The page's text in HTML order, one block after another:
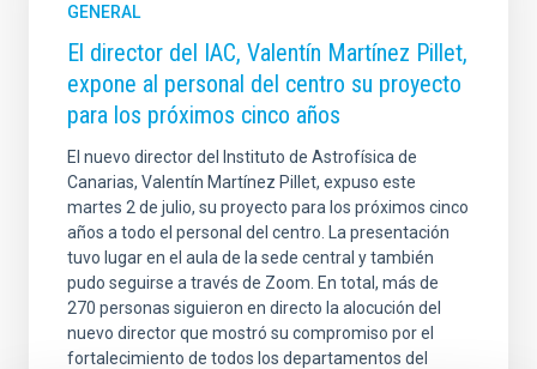
GENERAL
El director del IAC, Valentín Martínez Pillet,
expone al personal del centro su proyecto
para los próximos cinco años
El nuevo director del Instituto de Astrofísica de
Canarias, Valentín Martínez Pillet, expuso este
martes 2 de julio, su proyecto para los próximos cinco
años a todo el personal del centro. La presentación
tuvo lugar en el aula de la sede central y también
pudo seguirse a través de Zoom. En total, más de
270 personas siguieron en directo la alocución del
nuevo director que mostró su compromiso por el
fortalecimiento de todos los departamentos del